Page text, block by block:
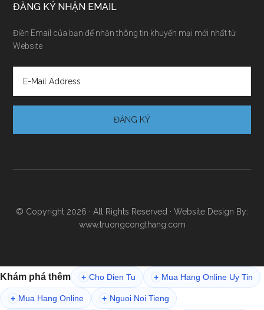
ĐĂNG KÝ NHẬN EMAIL
Điền Email của bạn để nhận thông tin khuyến mại mới nhất từ
Website
© Copyright 2026 · All Rights Reserved · Website Design By:
www.truongcongthang.com
Khám phá thêm + Cho Dien Tu + Mua Hang Online Uy Tin
+ Mua Hang Online + Nguoi Noi Tieng